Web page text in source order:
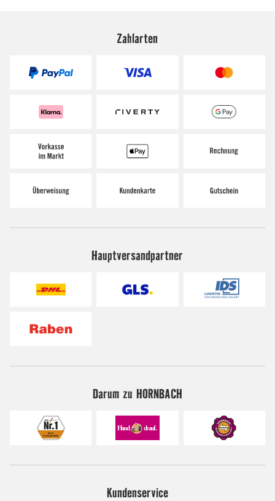
Zahlarten
Hauptversandpartner
Darum zu HORNBACH
Kundenservice